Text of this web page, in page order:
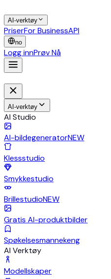
AI-verktøy
PriserFor BusinessAPI
no
Logg innPrøv Nå
AI-verktøy
AI Studio
AI-bildegeneratorNEW
Klessstudio
Smykkestudio
BrillestudioNEW
Gratis AI-produktbilder
Spøkelsesmannekeng
AI Verktøy
Modellskaper